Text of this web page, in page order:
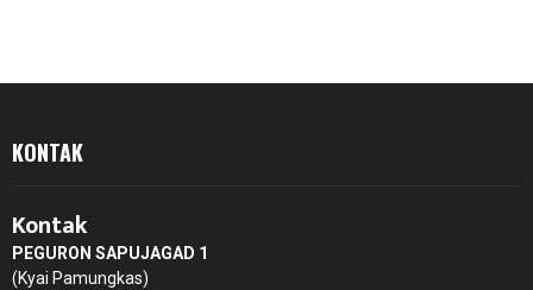
KONTAK
Kontak
PEGURON SAPUJAGAD 1
(Kyai Pamungkas)